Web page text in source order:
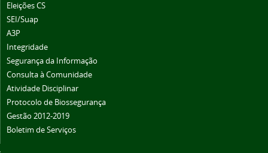
Eleições CS
SEI/Suap
A3P
Integridade
Segurança da Informação
Consulta à Comunidade
Atividade Disciplinar
Protocolo de Biossegurança
Gestão 2012-2019
Boletim de Serviços